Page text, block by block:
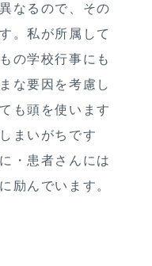
なるので、その
。私が所属して
の学校行事にも
な要因を考慮し
も頭を使います
まいがちです
・患者さんには
励んでいます。